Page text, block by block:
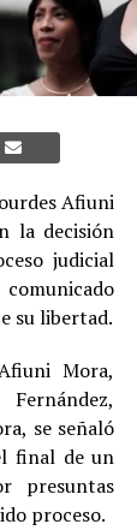
Afiuni
la decisión
judicial
su libertad.
Mora,
se señaló
final de un
presuntas
proceso.